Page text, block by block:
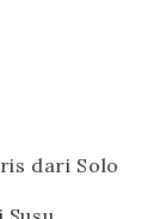
dari Solo